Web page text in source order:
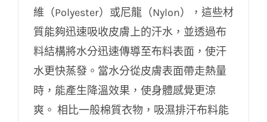
維（Polyester）或尼龍（Nylon），這些材
質能夠迅速吸收皮膚上的汗水，並透過布
料結構將水分迅速傳導至布料表面，使汗
水更快蒸發。當水分從皮膚表面帶走熱量
時，能產生降溫效果，使身體感覺更涼
爽。 相比一般棉質衣物，吸濕排汗布料能